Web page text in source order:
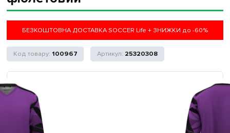
БЕЗКОШТОВНА ДОСТАВКА SOCCER Life + ЗНИЖКИ до -60%
100967 25320308